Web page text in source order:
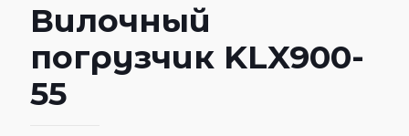
Вилочный
погрузчик KLX900-
55